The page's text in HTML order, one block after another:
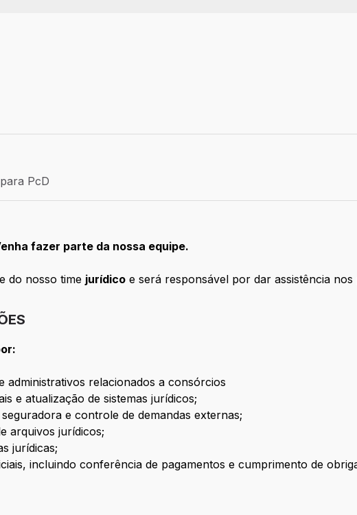
PcD
PcD
fazer parte da nossa equipe.
do nosso time jurídico e será responsável por dar assistência
administrativos relacionados a consórcios
e atualização de sistemas jurídicos;
e controle de demandas externas;
arquivos jurídicos;
jurídicas;
incluindo conferência de pagamentos e cumprimento de